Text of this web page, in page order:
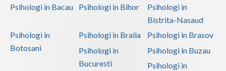
Psihologi in Bacau
Psihologi in Bihor
Psihologi in
Bistrita-Nasaud
Psihologi in
Botosani
Psihologi in Braila
Psihologi in Brasov
Psihologi in
Bucuresti
Psihologi in Buzau
Psihologi in